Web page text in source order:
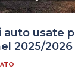
auto usate
2025/2026